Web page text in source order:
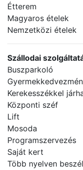
Étterem
Magyaros ételek
Nemzetközi ételek
Szállodai
Buszparkoló
Kerekesszékkel
Központi széf
Lift
Mosoda
Programszervezés
Saját kert
Több nyelven